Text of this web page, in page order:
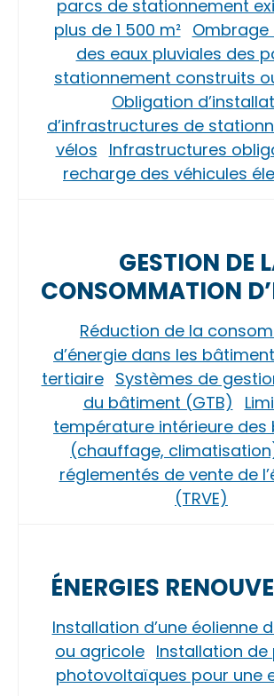
parcs de stationnement
plus de 1 500 m²
des eaux pluviales des
stationnement construits
Obligation
d’infrastructures de
vélos Infrastructures
recharge des véhicules
GESTION DE
CONSOMMATION
Réduction de la
d’énergie dans les
tertiaire Systèmes de
du bâtiment (GTB)
température intérieure des
(chauffage,
réglementés de vente de
(TRVE)
ÉNERGIES
Installation d’une éolienne
ou agricole Installation de
photovoltaïques pour une